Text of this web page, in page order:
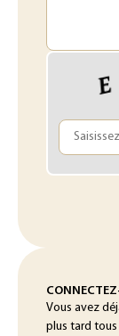
Vous avez
plus tard